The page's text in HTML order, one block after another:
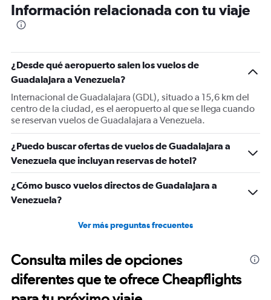
categories.
The
Y
axis
displaying
values.
Range:
0
1800.
Información relacionada con tu viaje
¿Desde qué aeropuerto salen los vuelos de
Guadalajara a Venezuela?
Internacional de Guadalajara (GDL), situado a 15,6 km del
centro de la ciudad, es el aeropuerto al que se llega cuando
se reservan vuelos de Guadalajara a Venezuela.
¿Puedo buscar ofertas de vuelos de Guadalajara a
Venezuela que incluyan reservas de hotel?
¿Cómo busco vuelos directos de Guadalajara a
Venezuela?
Ver más preguntas frecuentes
Consulta miles de opciones
diferentes que te ofrece Cheapflights